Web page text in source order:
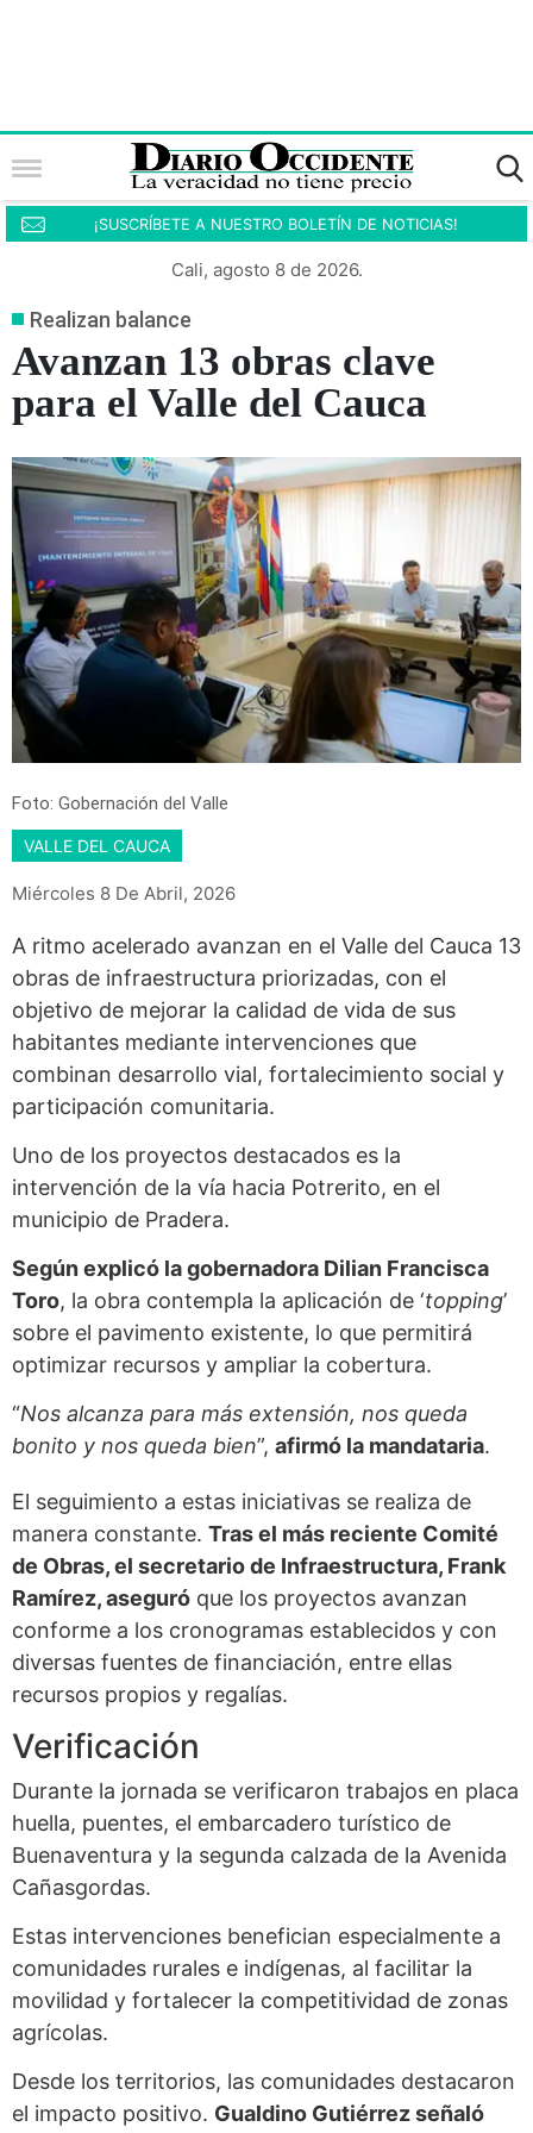
¡SUSCRÍBETE A NUESTRO BOLETÍN DE NOTICIAS!
Cali, agosto 8 de 2026.
Realizan balance
Avanzan 13 obras clave
para el Valle del Cauca
Foto: Gobernación del Valle
VALLE DEL CAUCA
Miércoles 8 De Abril, 2026
A ritmo acelerado avanzan en el Valle del Cauca 13
obras de infraestructura priorizadas, con el
objetivo de mejorar la calidad de vida de sus
habitantes mediante intervenciones que
combinan desarrollo vial, fortalecimiento social y
participación comunitaria.
Uno de los proyectos destacados es la
intervención de la vía hacia Potrerito, en el
municipio de Pradera.
Según explicó la gobernadora Dilian Francisca
Toro, la obra contempla la aplicación de ‘topping’
sobre el pavimento existente, lo que permitirá
optimizar recursos y ampliar la cobertura.
“Nos alcanza para más extensión, nos queda
bonito y nos queda bien”, afirmó la mandataria.
El seguimiento a estas iniciativas se realiza de
manera constante. Tras el más reciente Comité
de Obras, el secretario de Infraestructura, Frank
Ramírez, aseguró que los proyectos avanzan
conforme a los cronogramas establecidos y con
diversas fuentes de financiación, entre ellas
recursos propios y regalías.
Verificación
Durante la jornada se verificaron trabajos en placa
huella, puentes, el embarcadero turístico de
Buenaventura y la segunda calzada de la Avenida
Cañasgordas.
Estas intervenciones benefician especialmente a
comunidades rurales e indígenas, al facilitar la
movilidad y fortalecer la competitividad de zonas
agrícolas.
Desde los territorios, las comunidades destacaron
el impacto positivo. Gualdino Gutiérrez señaló